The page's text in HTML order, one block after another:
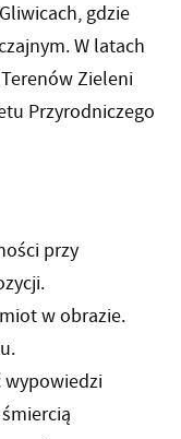
gdzie
W latach
Zieleni
Przyrodniczego
przy
w obrazie.
wypowiedzi